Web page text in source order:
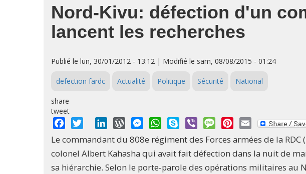
Nord-Kivu: défection d'un
lancent les recherches
Publié le lun, 30/01/2012 - 13:12 | Modifié le sam, 08/08/2015 - 01:24
defection fardc Actualité Politique Sécurité National
share
tweet
Facebook
Twitter LinkedInWordPressMessengerWhatsApp
Skype Viber MessagePinterest
Email
Le commandant du 808e régiment des Forces armées de la RDC
colonel Albert Kahasha qui avait fait défection dans la nuit de
sa hiérarchie. Selon le porte-parole des opérations militaires au